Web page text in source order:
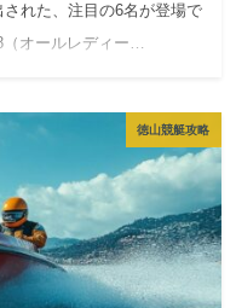
れた、注目の6名が登場で
（オールレディー…
徳山競艇攻略